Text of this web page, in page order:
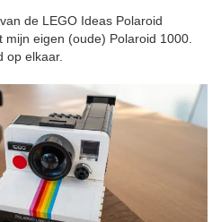
de LEGO Ideas Polaroid
mijn eigen (oude) Polaroid 1000.
op elkaar.